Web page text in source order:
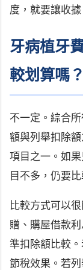
度，就要讓收
牙病植牙
較划算嗎？
不一定。綜合
額與列舉扣除
項目之一。如
目不多，仍要
比較方式可以
贈、購屋借款
準扣除額比較
節稅效果。若